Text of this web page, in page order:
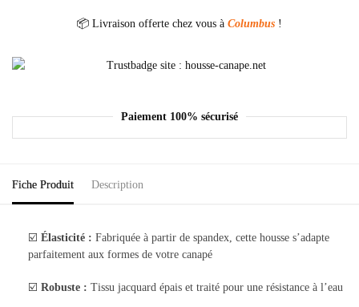
📦 Livraison offerte chez vous à Columbus !
Paiement 100% sécurisé
Fiche Produit Description
☑️ Élasticité : Fabriquée à partir de spandex, cette housse s’adapte
parfaitement aux formes de votre canapé
☑️ Robuste : Tissu jacquard épais et traité pour une résistance à l’eau